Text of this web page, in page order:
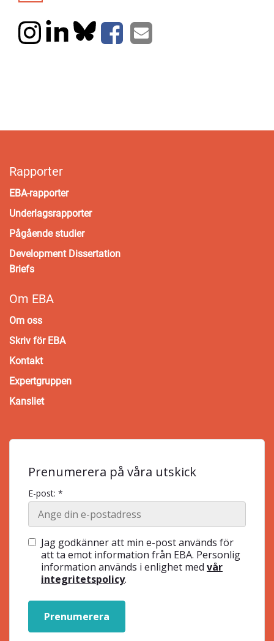
Rapporter
EBA-rapporter
Underlagsrapporter
Pågående studier
Development Dissertation
Briefs
Om EBA
Om oss
Skriv för EBA
Kontakt
Expertgruppen
Kansliet
Prenumerera på våra utskick
E-post: *
Jag godkänner att min e-post används för
att ta emot information från EBA. Personlig
information används i enlighet med vår
integritetspolicy.
Prenumerera